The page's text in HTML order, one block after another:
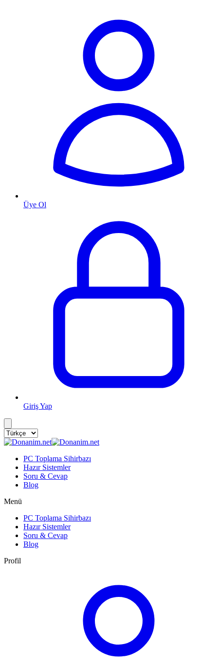
Üye Ol
Giriş Yap
PC Toplama Sihirbazı
Hazır Sistemler
Soru & Cevap
Blog
Menü
PC Toplama Sihirbazı
Hazır Sistemler
Soru & Cevap
Blog
Profil